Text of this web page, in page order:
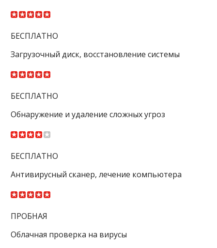
БЕСПЛАТНО
Загрузочный диск, восстановление системы
БЕСПЛАТНО
Обнаружение и удаление сложных угроз
БЕСПЛАТНО
Антивирусный сканер, лечение компьютера
ПРОБНАЯ
Облачная проверка на вирусы